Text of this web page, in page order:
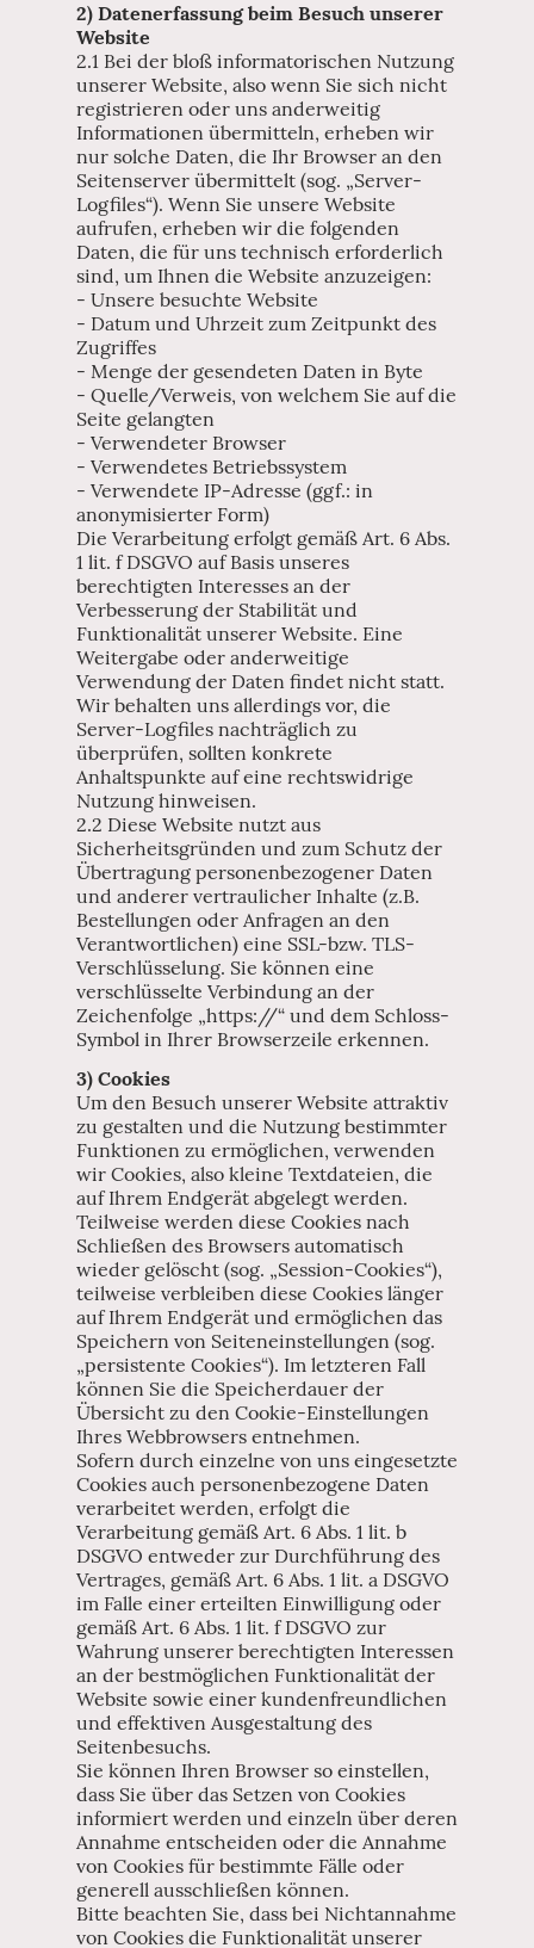
2) Datenerfassung beim Besuch unserer
Website
2.1 Bei der bloß informatorischen Nutzung
unserer Website, also wenn Sie sich nicht
registrieren oder uns anderweitig
Informationen übermitteln, erheben wir
nur solche Daten, die Ihr Browser an den
Seitenserver übermittelt (sog. „Server-
Logfiles“). Wenn Sie unsere Website
aufrufen, erheben wir die folgenden
Daten, die für uns technisch erforderlich
sind, um Ihnen die Website anzuzeigen:
- Unsere besuchte Website
- Datum und Uhrzeit zum Zeitpunkt des
Zugriffes
- Menge der gesendeten Daten in Byte
- Quelle/Verweis, von welchem Sie auf die
Seite gelangten
- Verwendeter Browser
- Verwendetes Betriebssystem
- Verwendete IP-Adresse (ggf.: in
anonymisierter Form)
Die Verarbeitung erfolgt gemäß Art. 6 Abs.
1 lit. f DSGVO auf Basis unseres
berechtigten Interesses an der
Verbesserung der Stabilität und
Funktionalität unserer Website. Eine
Weitergabe oder anderweitige
Verwendung der Daten findet nicht statt.
Wir behalten uns allerdings vor, die
Server-Logfiles nachträglich zu
überprüfen, sollten konkrete
Anhaltspunkte auf eine rechtswidrige
Nutzung hinweisen.
2.2 Diese Website nutzt aus
Sicherheitsgründen und zum Schutz der
Übertragung personenbezogener Daten
und anderer vertraulicher Inhalte (z.B.
Bestellungen oder Anfragen an den
Verantwortlichen) eine SSL-bzw. TLS-
Verschlüsselung. Sie können eine
verschlüsselte Verbindung an der
Zeichenfolge „https://“ und dem Schloss-
Symbol in Ihrer Browserzeile erkennen.
3) Cookies
Um den Besuch unserer Website attraktiv
zu gestalten und die Nutzung bestimmter
Funktionen zu ermöglichen, verwenden
wir Cookies, also kleine Textdateien, die
auf Ihrem Endgerät abgelegt werden.
Teilweise werden diese Cookies nach
Schließen des Browsers automatisch
wieder gelöscht (sog. „Session-Cookies“),
teilweise verbleiben diese Cookies länger
auf Ihrem Endgerät und ermöglichen das
Speichern von Seiteneinstellungen (sog.
„persistente Cookies“). Im letzteren Fall
können Sie die Speicherdauer der
Übersicht zu den Cookie-Einstellungen
Ihres Webbrowsers entnehmen.
Sofern durch einzelne von uns eingesetzte
Cookies auch personenbezogene Daten
verarbeitet werden, erfolgt die
Verarbeitung gemäß Art. 6 Abs. 1 lit. b
DSGVO entweder zur Durchführung des
Vertrages, gemäß Art. 6 Abs. 1 lit. a DSGVO
im Falle einer erteilten Einwilligung oder
gemäß Art. 6 Abs. 1 lit. f DSGVO zur
Wahrung unserer berechtigten Interessen
an der bestmöglichen Funktionalität der
Website sowie einer kundenfreundlichen
und effektiven Ausgestaltung des
Seitenbesuchs.
Sie können Ihren Browser so einstellen,
dass Sie über das Setzen von Cookies
informiert werden und einzeln über deren
Annahme entscheiden oder die Annahme
von Cookies für bestimmte Fälle oder
generell ausschließen können.
Bitte beachten Sie, dass bei Nichtannahme
von Cookies die Funktionalität unserer